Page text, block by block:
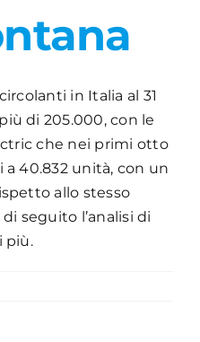
in Italia al 31
di 205.000, con le
che nei primi otto
a 40.832 unità, con un
allo stesso
seguito l’analisi di
più.